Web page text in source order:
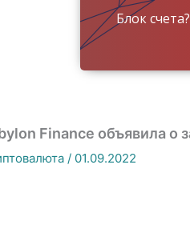
Блок счета?
Finance объявила о
/ 01.09.2022